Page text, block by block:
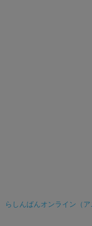
らしんばんオンライン（